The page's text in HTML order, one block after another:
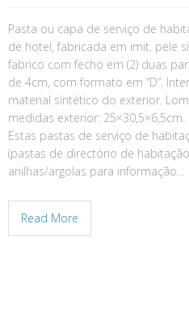
Pasta ou capa de serviço de
de hotel, fabricada em imit. pele
fabrico com fecho em (2) duas
de 4cm, com formato em “D”.
material sintético do exterior.
medidas exterior:
Estas pastas de serviço de
(pastas de directório de
anilhas/argolas para informação…
Read More